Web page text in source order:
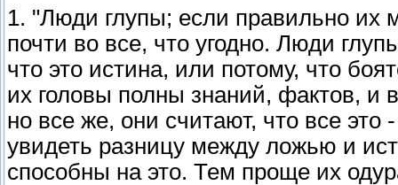
1. "Люди глупы; если правильно их
почти во все, что угодно. Люди
что это истина, или потому, что
их головы полны знаний, фактов, и
но все же, они считают, что все
увидеть разницу между ложью и
способны на это. Тем проще их